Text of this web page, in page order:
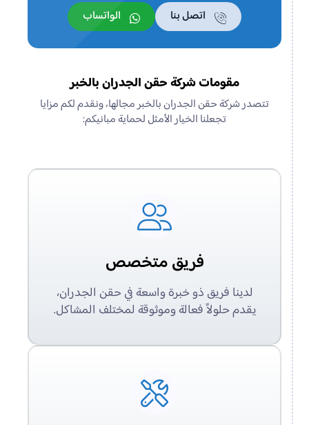
اتصل بنا الواتساب
مقومات شركة حقن الجدران بالخبر
تتصدر شركة حقن الجدران بالخبر مجالها، ونقدم لكم مزايا
تجعلنا الخيار الأمثل لحماية مبانيكم:
فريق متخصص
لدينا فريق ذو خبرة واسعة في حقن الجدران،
يقدم حلولاً فعالة وموثوقة لمختلف المشاكل.